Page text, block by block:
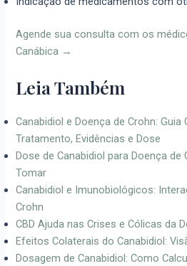
Agende sua consulta com os
Canábica →
Leia Também
Canabidiol e Doença de Crohn:
Tratamento, Evidências e Dose
Dose de Canabidiol para Doença de
Tomar
Canabidiol e Imunobiológicos:
Crohn
CBD Ajuda nas Crises e Cólicas da
Efeitos Colaterais do Canabidiol:
Dosagem de Canabidiol: Como